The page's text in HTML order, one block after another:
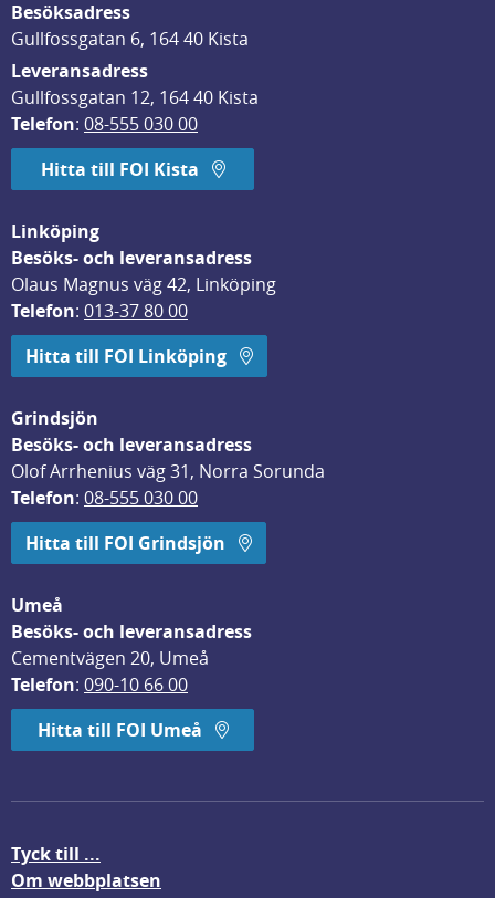
Besöksadress
Gullfossgatan 6, 164 40 Kista
Leveransadress
Gullfossgatan 12, 164 40 Kista
Telefon: 08-555 030 00
Hitta till FOI Kista
Linköping
Besöks- och leveransadress
Olaus Magnus väg 42, Linköping
Telefon: 013-37 80 00
Hitta till FOI Linköping
Grindsjön
Besöks- och leveransadress
Olof Arrhenius väg 31, Norra Sorunda
Telefon: 08-555 030 00
Hitta till FOI Grindsjön
Umeå
Besöks- och leveransadress
Cementvägen 20, Umeå
Telefon: 090-10 66 00
Hitta till FOI Umeå
Tyck till ...
Om webbplatsen